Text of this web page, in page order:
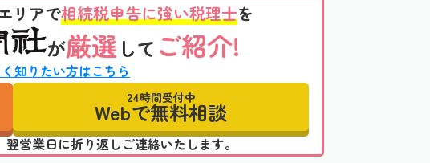
リアで相続税申告に強い税理士を
が厳選 して ご紹介!
知りたい方はこちら
24時間受付中
Webで無料相談
営業日に折り返しご連絡いたします。